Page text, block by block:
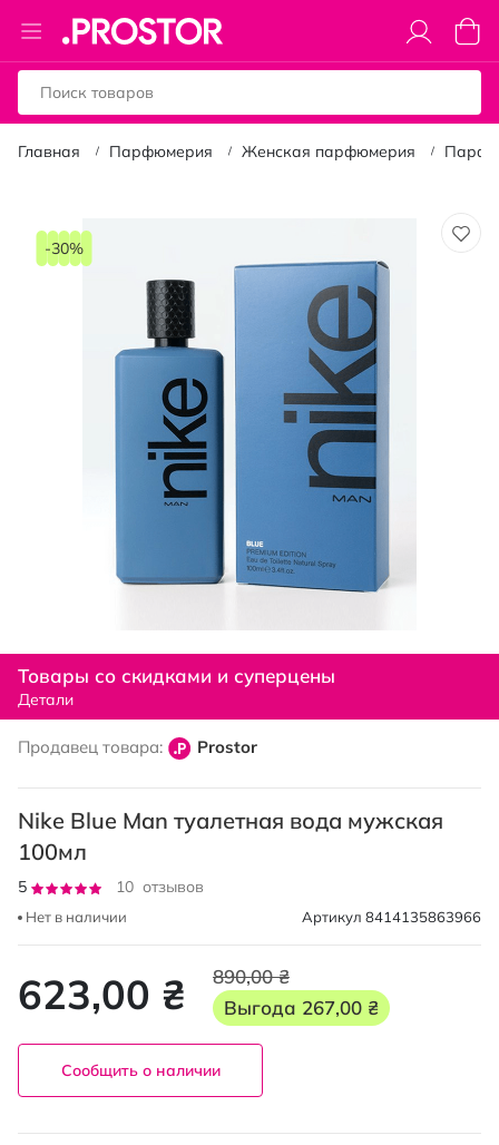
Toggle
Nav
Моя
Главная Парфюмерия Женская парфюмерия
перейти
-30%
к
началу
галереи
Товары со скидками и суперцены
Детали
Продавец товара: Prostor
Nike Blue Man туалетная вода мужская
100мл
Рейтинг:
5
10 отзывов
Нет в наличии Артикул 8414135863966
623,00 ₴
890,00 ₴
Выгода 267,00 ₴
Сообщить о наличии